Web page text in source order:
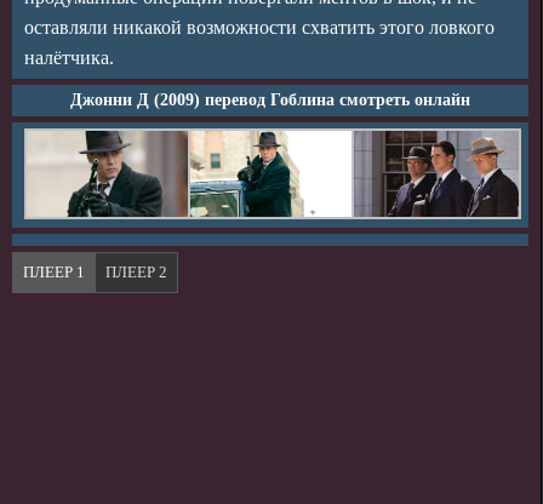
оставляли никакой возможности схватить этого ловкого
налётчика.
Джонни Д (2009) перевод Гоблина смотреть онлайн
ПЛЕЕР 1 ПЛЕЕР 2